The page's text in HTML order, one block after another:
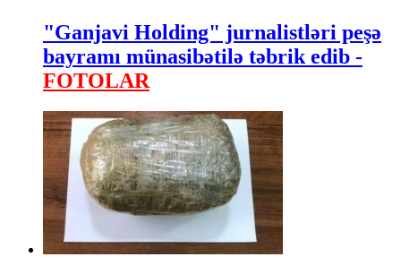
"Ganjavi Holding" jurnalistləri peşə
bayramı münasibətilə təbrik edib -
FOTOLAR